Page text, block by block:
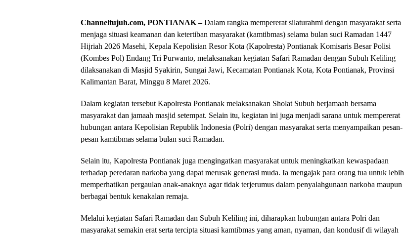
Channeltujuh.com, PONTIANAK –Dalam rangka mempererat silaturahmi dengan masyarakat serta
menjaga situasi keamanan dan ketertiban masyarakat (kamtibmas) selama bulan suci Ramadan 1447
Hijriah 2026 Masehi, Kepala Kepolisian Resor Kota (Kapolresta) Pontianak Komisaris Besar Polisi
(Kombes Pol) Endang Tri Purwanto, melaksanakan kegiatan Safari Ramadan dengan Subuh Keliling
dilaksanakan di Masjid Syakirin, Sungai Jawi, Kecamatan Pontianak Kota, Kota Pontianak, Provinsi
Kalimantan Barat, Minggu 8 Maret 2026.
Dalam kegiatan tersebut Kapolresta Pontianak melaksanakan Sholat Subuh berjamaah bersama
masyarakat dan jamaah masjid setempat. Selain itu, kegiatan ini juga menjadi sarana untuk mempererat
hubungan antara Kepolisian Republik Indonesia (Polri) dengan masyarakat serta menyampaikan pesan-
pesan kamtibmas selama bulan suci Ramadan.
Selain itu, Kapolresta Pontianak juga mengingatkan masyarakat untuk meningkatkan kewaspadaan
terhadap peredaran narkoba yang dapat merusak generasi muda. Ia mengajak para orang tua untuk lebih
memperhatikan pergaulan anak-anaknya agar tidak terjerumus dalam penyalahgunaan narkoba maupun
berbagai bentuk kenakalan remaja.
Melalui kegiatan Safari Ramadan dan Subuh Keliling ini, diharapkan hubungan antara Polri dan
masyarakat semakin erat serta tercipta situasi kamtibmas yang aman, nyaman, dan kondusif di wilayah